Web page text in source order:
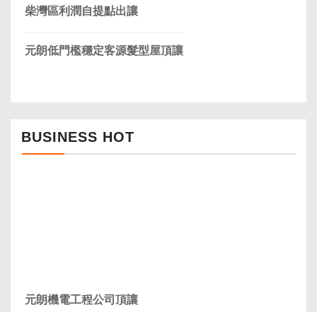
柴灣區利潤自提點出讓
元朗低門檻穩定客源髮型屋頂讓
BUSINESS HOT
元朗機電工程公司頂讓